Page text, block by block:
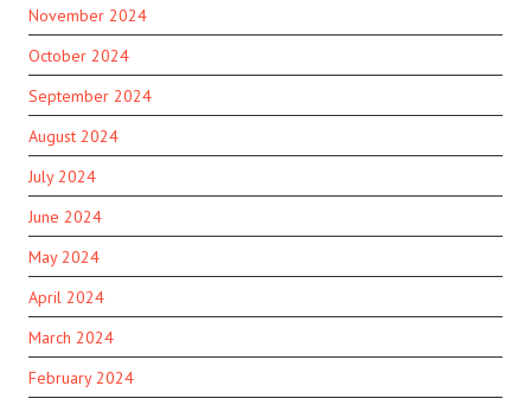
November 2024
October 2024
September 2024
August 2024
July 2024
June 2024
May 2024
April 2024
March 2024
February 2024